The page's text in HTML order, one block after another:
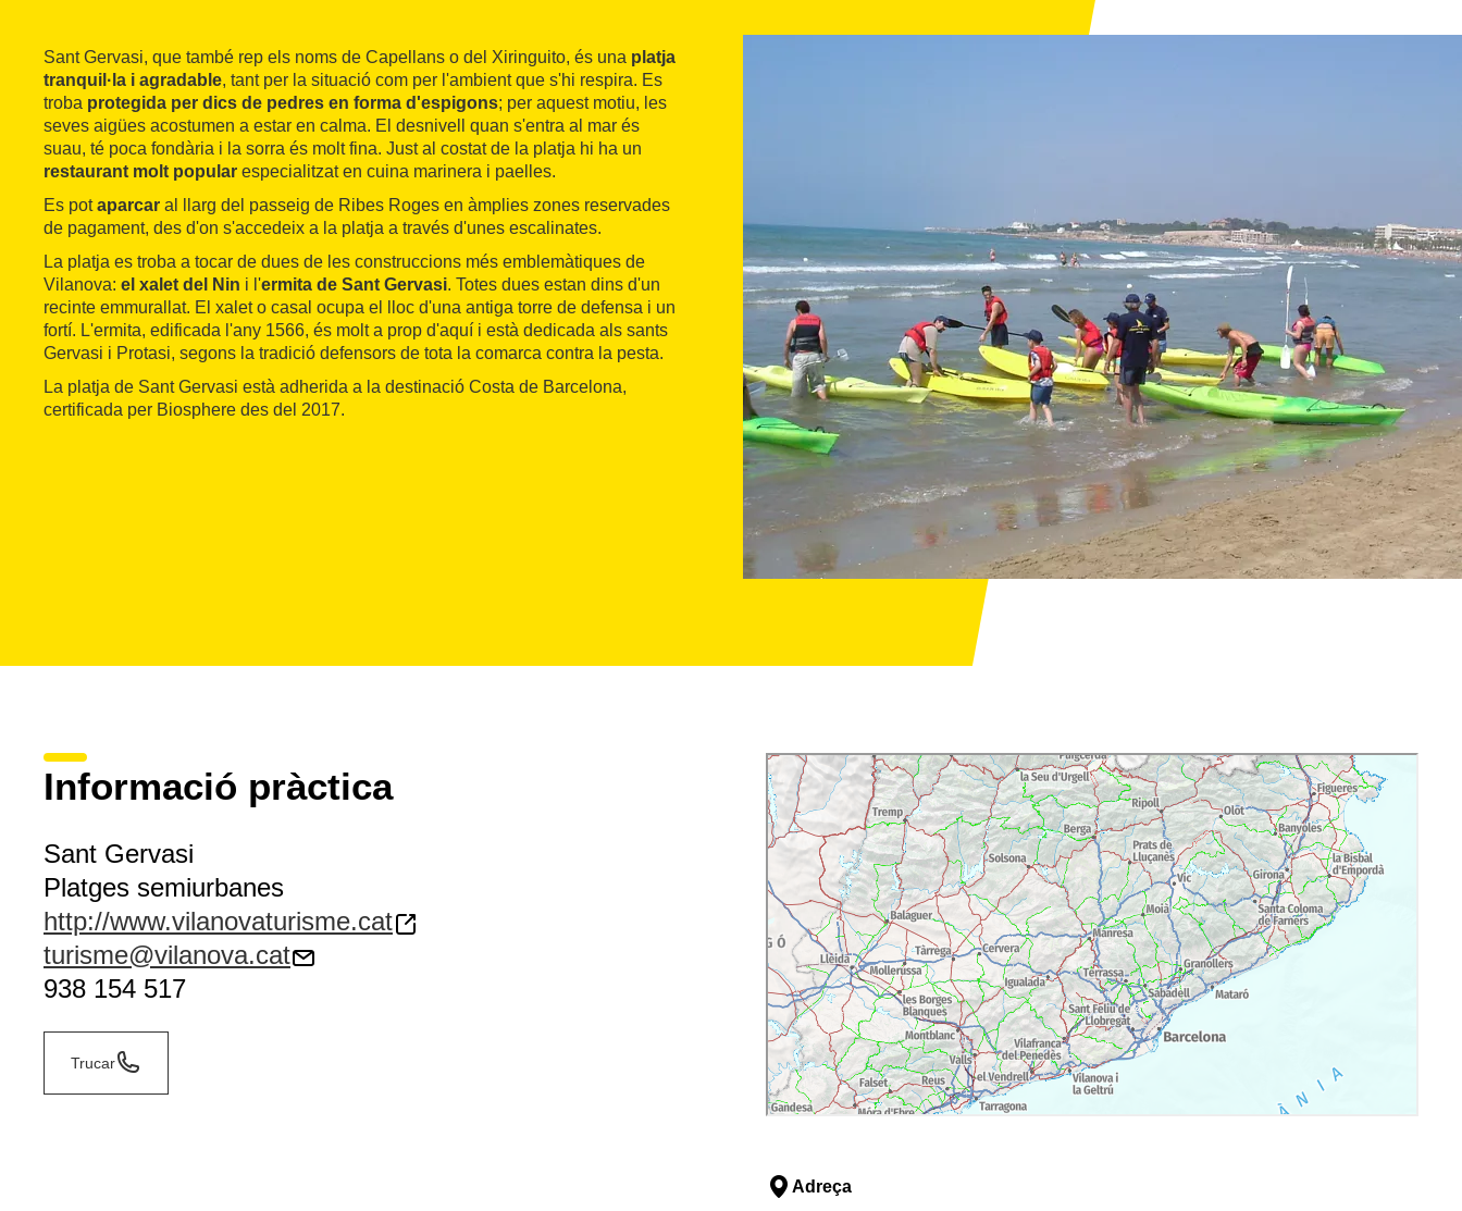
Sant Gervasi, que també rep els noms de Capellans o del Xiringuito, és una platja
tranquil·la i agradable, tant per la situació com per l'ambient que s'hi respira. Es
troba protegida per dics de pedres en forma d'espigons; per aquest motiu, les
seves aigües acostumen a estar en calma. El desnivell quan s'entra al mar és
suau, té poca fondària i la sorra és molt fina. Just al costat de la platja hi ha un
restaurant molt popular especialitzat en cuina marinera i paelles.
Es potaparcar al llarg del passeig de Ribes Roges en àmplies zones reservades
de pagament, des d'on s'accedeix a la platja a través d'unes escalinates.
La platja es troba a tocar de dues de les construccions més emblemàtiques de
Vilanova: el xalet del Nin i l'ermita de Sant Gervasi. Totes dues estan dins d'un
recinte emmurallat. El xalet o casal ocupa el lloc d'una antiga torre de defensa i un
fortí. L'ermita, edificada l'any 1566, és molt a prop d'aquí i està dedicada als sants
Gervasi i Protasi, segons la tradició defensors de tota la comarca contra la pesta.
La platja de Sant Gervasi està adherida a la destinació Costa de Barcelona,
certificada per Biosphere des del 2017.
Informació pràctica
Sant Gervasi
Platges semiurbanes
http://www.vilanovaturisme.cat
turisme@vilanova.cat
938 154 517
Trucar
Adreça